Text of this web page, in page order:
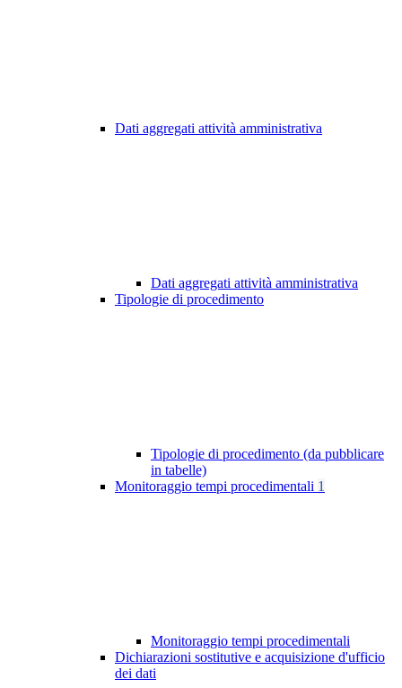
Dati aggregati attività amministrativa
Dati aggregati attività amministrativa
Tipologie di procedimento
Tipologie di procedimento (da pubblicare
in tabelle)
Monitoraggio tempi procedimentali 1
Monitoraggio tempi procedimentali
Dichiarazioni sostitutive e acquisizione d'ufficio
dei dati